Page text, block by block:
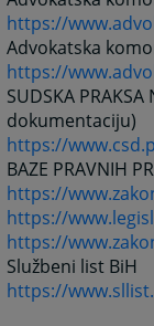
https://
Advokatska
https://
SUDSKA
dokumentaciju)
https://
BAZE PRAVNIH
https://
https://
https://
Službeni list BiH
https://